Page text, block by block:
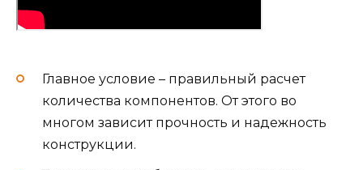
Главное условие – правильный расчет
количества компонентов. От этого во
многом зависит прочность и надежность
конструкции.